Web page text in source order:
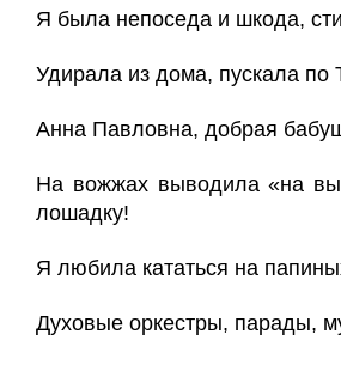
Я была непоседа и шкода,
Удирала из дома, пускала по
Анна Павловна, добрая
На вожжах выводила «на
лошадку!
Я любила кататься на
Духовые оркестры, парады,